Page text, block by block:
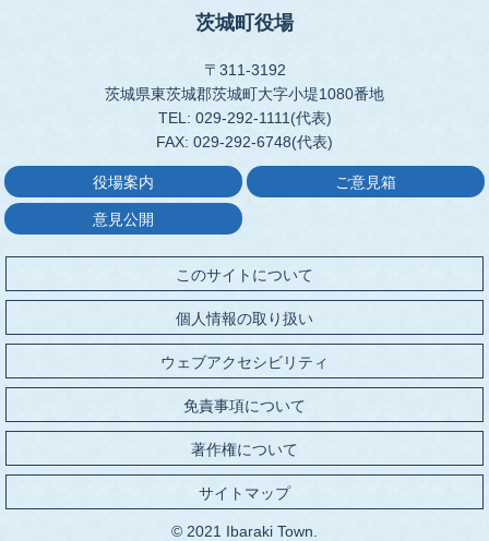
茨城町役場
〒311-3192
茨城県東茨城郡茨城町大字小堤1080番地
TEL: 029-292-1111(代表)
FAX: 029-292-6748(代表)
役場案内 ご意見箱
意見公開
このサイトについて
個人情報の取り扱い
ウェブアクセシビリティ
免責事項について
著作権について
サイトマップ
© 2021 Ibaraki Town.